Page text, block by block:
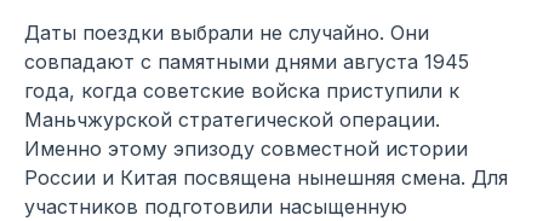
Даты поездки выбрали не случайно. Они
совпадают с памятными днями августа 1945
года, когда советские войска приступили к
Маньчжурской стратегической операции.
Именно этому эпизоду совместной истории
России и Китая посвящена нынешняя смена. Для
участников подготовили насыщенную